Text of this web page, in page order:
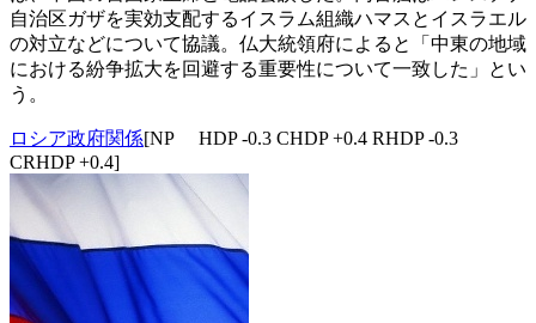
自治区ガザを実効支配するイスラム組織ハマスとイスラエル
の対立などについて協議。仏大統領府によると「中東の地域
における紛争拡大を回避する重要性について一致した」とい
う。
ロシア政府関係[NP HDP -0.3 CHDP +0.4 RHDP -0.3
CRHDP +0.4]